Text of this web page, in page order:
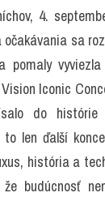
Registrace účtu
4.
sa
pomaly
Iconic
do histórie
to len ďalší
história a
budúcnosť